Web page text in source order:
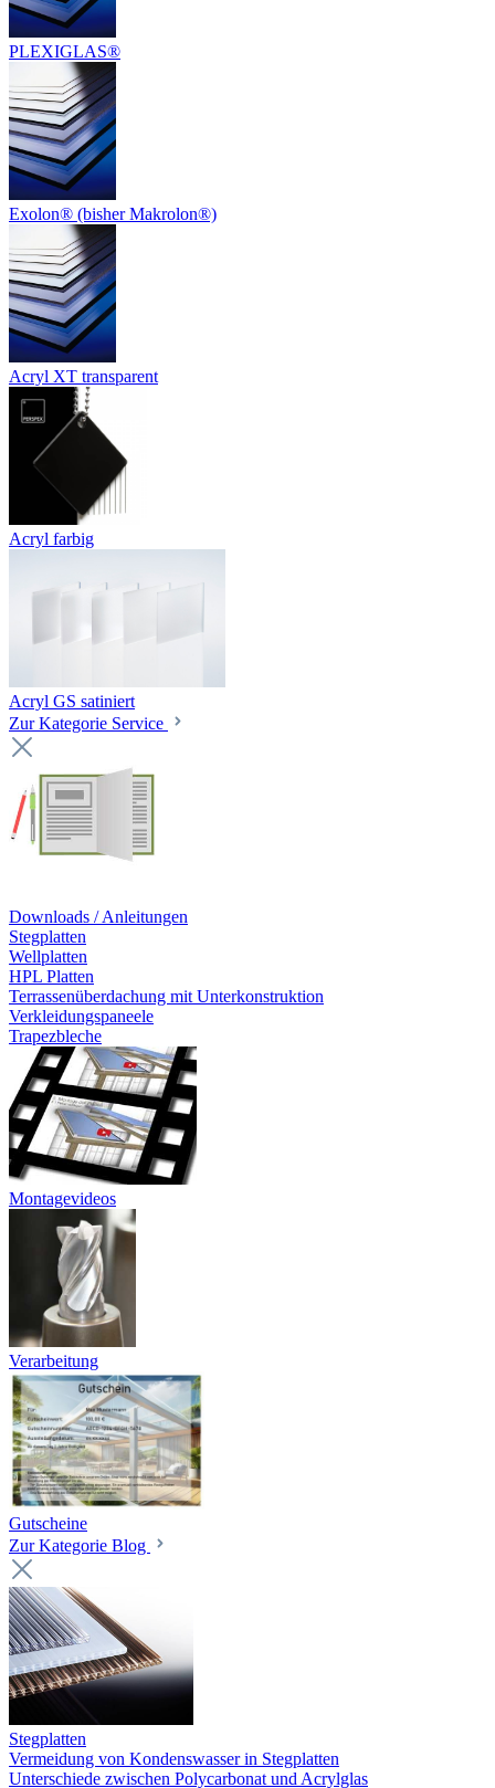
PLEXIGLAS®
Exolon® (bisher Makrolon®)
Acryl XT transparent
Acryl farbig
Acryl GS satiniert
Zur Kategorie Service
Downloads / Anleitungen
Stegplatten
Wellplatten
HPL Platten
Terrassenüberdachung mit Unterkonstruktion
Verkleidungspaneele
Trapezbleche
Montagevideos
Verarbeitung
Gutscheine
Zur Kategorie Blog
Stegplatten
Vermeidung von Kondenswasser in Stegplatten
Unterschiede zwischen Polycarbonat und Acrylglas